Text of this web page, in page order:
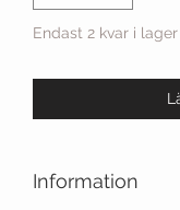
Endast 2 kvar i lager
Information